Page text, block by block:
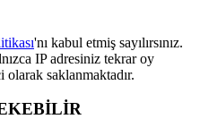
'nı kabul etmiş sayılırsınız.
IP adresiniz tekrar oy
olarak saklanmaktadır.